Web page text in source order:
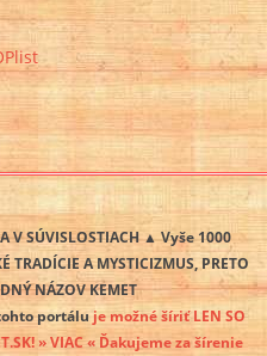
V SÚVISLOSTIACH ▲ Vyše 1000
A MYSTICIZMUS, PRETO
NÁZOV KEMET
portálu je možné šíriť LEN SO
» VIAC « Ďakujeme za šírenie